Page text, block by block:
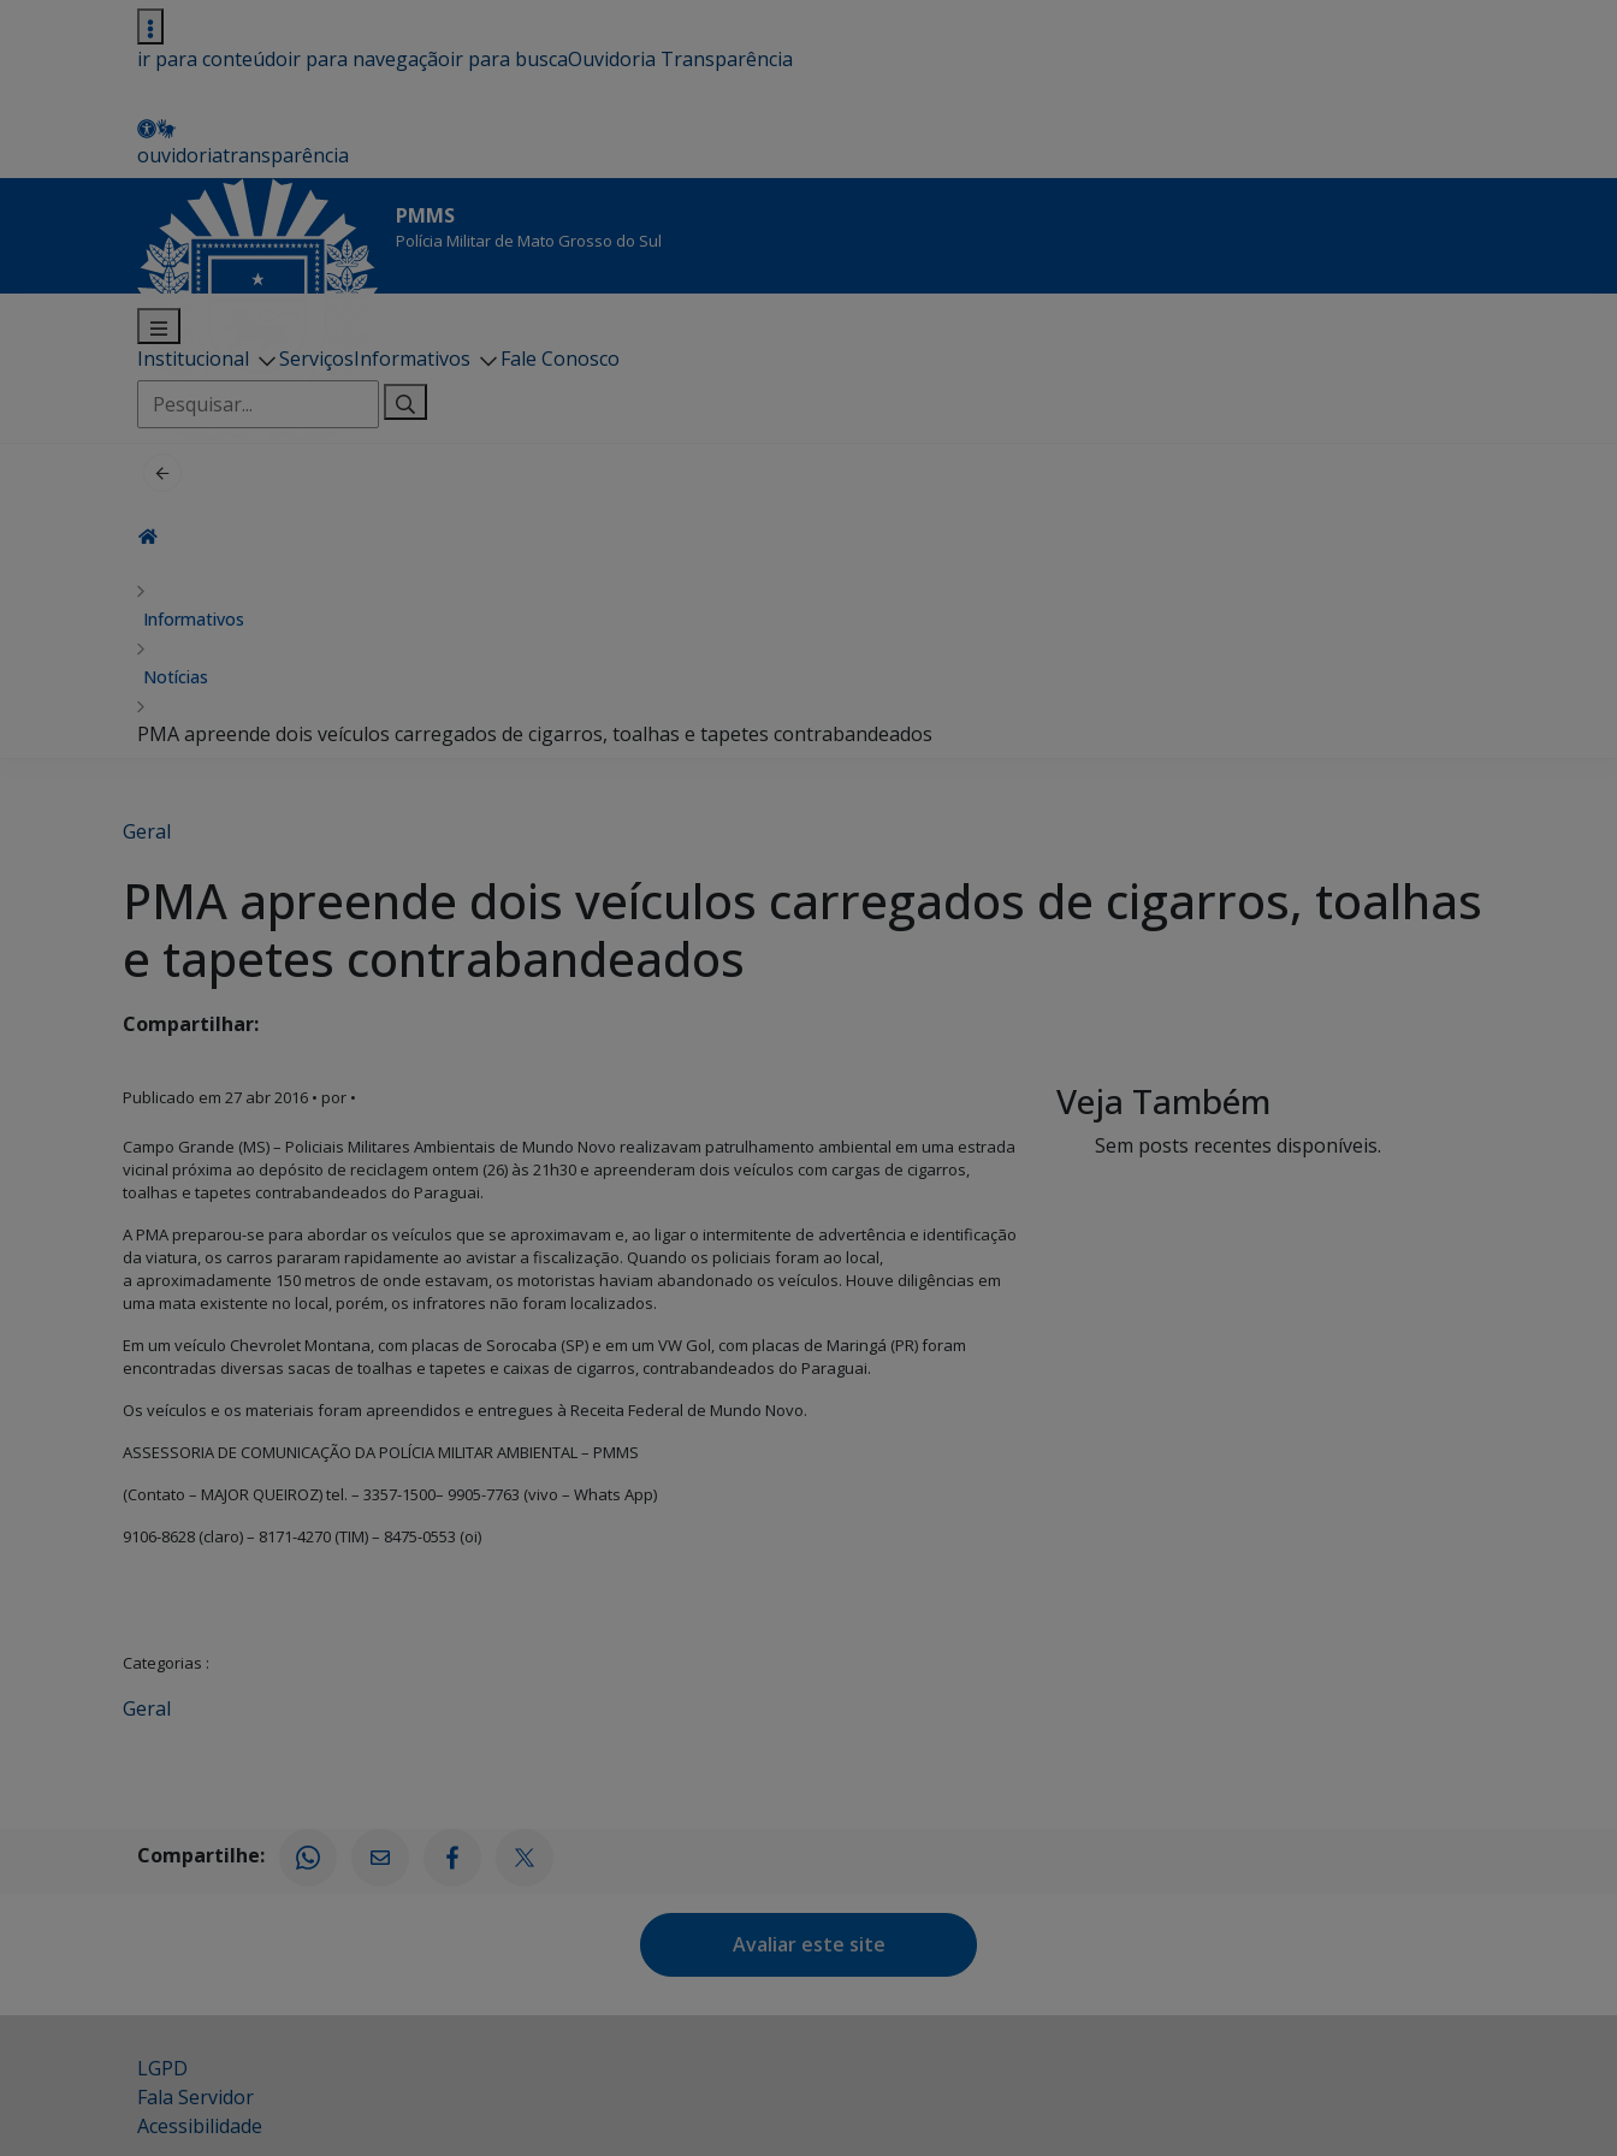
ir para conteúdoir para navegaçãoir para buscaOuvidoria Transparência
ouvidoriatransparência
PMMS
Polícia Militar de Mato Grosso do Sul
Institucional ServiçosInformativos
Fale Conosco
Pesquisar
por:
Informativos
Notícias
PMA apreende dois veículos carregados de cigarros, toalhas e tapetes contrabandeados
Geral
PMA apreende dois veículos carregados de cigarros, toalhas
e tapetes contrabandeados
Compartilhar:
Publicado em 27 abr 2016 • por •
Campo Grande (MS) – Policiais Militares Ambientais de Mundo Novo realizavam patrulhamento ambiental em uma estrada
vicinal próxima ao depósito de reciclagem ontem (26) às 21h30 e apreenderam dois veículos com cargas de cigarros,
toalhas e tapetes contrabandeados do Paraguai.
A PMA preparou-se para abordar os veículos que se aproximavam e, ao ligar o intermitente de advertência e identificação
da viatura, os carros pararam rapidamente ao avistar a fiscalização. Quando os policiais foram ao local,
a aproximadamente 150 metros de onde estavam, os motoristas haviam abandonado os veículos. Houve diligências em
uma mata existente no local, porém, os infratores não foram localizados.
Em um veículo Chevrolet Montana, com placas de Sorocaba (SP) e em um VW Gol, com placas de Maringá (PR) foram
encontradas diversas sacas de toalhas e tapetes e caixas de cigarros, contrabandeados do Paraguai.
Os veículos e os materiais foram apreendidos e entregues à Receita Federal de Mundo Novo.
ASSESSORIA DE COMUNICAÇÃO DA POLÍCIA MILITAR AMBIENTAL – PMMS
(Contato – MAJOR QUEIROZ) tel. – 3357-1500– 9905-7763 (vivo – Whats App)
9106-8628 (claro) – 8171-4270 (TIM) – 8475-0553 (oi)
Categorias :
Geral
Veja Também
Sem posts recentes disponíveis.
Compartilhe:
Avaliar este site
LGPD
Fala Servidor
Acessibilidade